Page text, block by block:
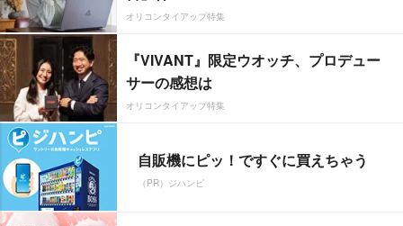
オリコンタイアップ特集
『VIVANT』限定ウオッチ、プロデュー
サーの感想は
オリコンタイアップ特集
自販機にピッ！ですぐに買えちゃう
（PR）ジハンピ